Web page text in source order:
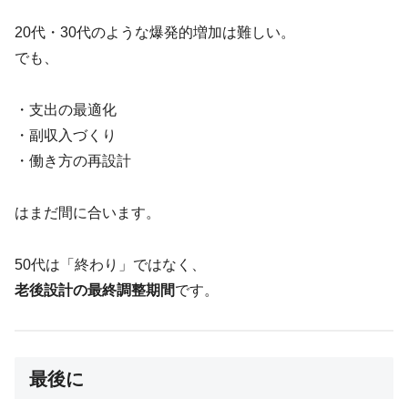
20代・30代のような爆発的増加は難しい。
でも、
・支出の最適化
・副収入づくり
・働き方の再設計
はまだ間に合います。
50代は「終わり」ではなく、
老後設計の最終調整期間です。
最後に